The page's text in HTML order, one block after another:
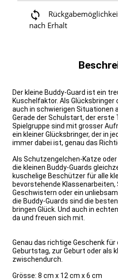
nach Erhalt
Der kleine Buddy-Guard ist ein
Kuschelfaktor. Als
auch in schwierigen Situationen
Gerade der Schulstart, der erste
Spielgruppe sind mit grosser
ein kleiner Glücksbringer, der in
immer dabei ist, genau das
Als Schutzengelchen-Katze
die kleinen Buddy-Guards
kuschelige Beschützer für alle
bevorstehende
Geschwistern oder ein
die Buddy-Guards sind die
bringen Glück. Und auch in
da und freuen sich mit.
Genau das richtige Geschenk
Geburtstag, zur Geburt oder als
zwischendurch.
Grösse: 8 cm x 12 cm x 6 cm